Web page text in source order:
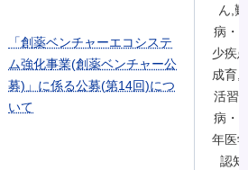
「創薬ベンチャーエコシステ
ム強化事業(創薬ベンチャー公
募)」に係る公募(第14回)につ
いて
ん,難
病・
少疾
成育,
活習
病・
年医
認知